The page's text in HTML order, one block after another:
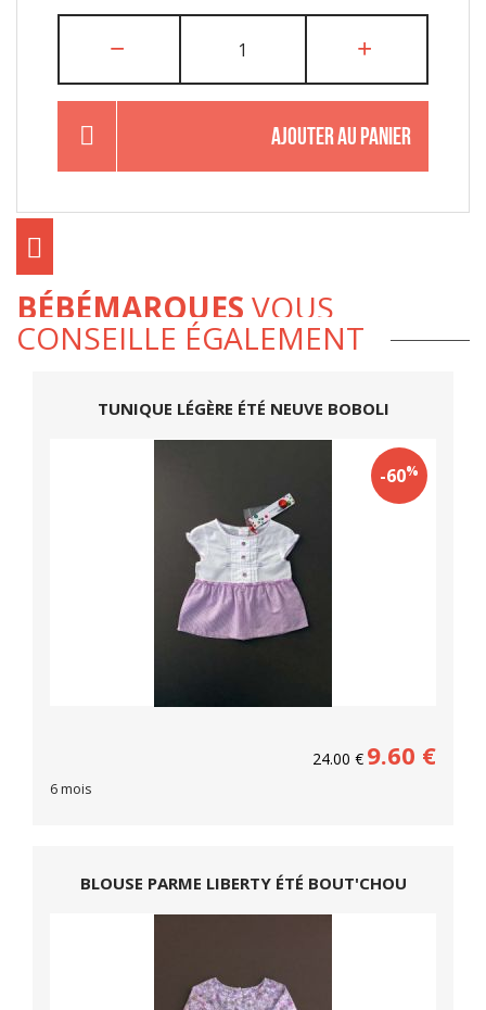
AJOUTER AU PANIER
BÉBÉMARQUES VOUS
CONSEILLE ÉGALEMENT
TUNIQUE LÉGÈRE ÉTÉ NEUVE BOBOLI
-60%
24.00 € 9.60 €
6 mois
BLOUSE PARME LIBERTY ÉTÉ BOUT'CHOU